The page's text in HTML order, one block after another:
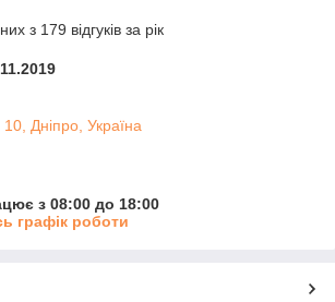
з 179 відгуків за рік
Дніпро, Україна
з 08:00 до 18:00
графік роботи